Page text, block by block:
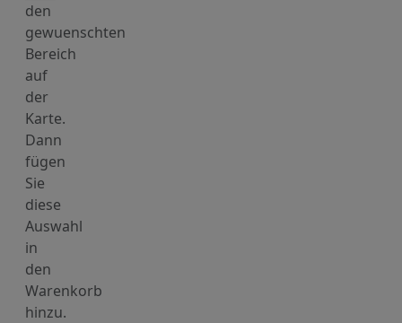
den
gewuenschten
Bereich
auf
der
Karte.
Dann
fügen
Sie
diese
Auswahl
in
den
Warenkorb
hinzu.